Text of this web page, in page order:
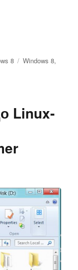
Preview и
8 Метки
Windows 8,
Linux-